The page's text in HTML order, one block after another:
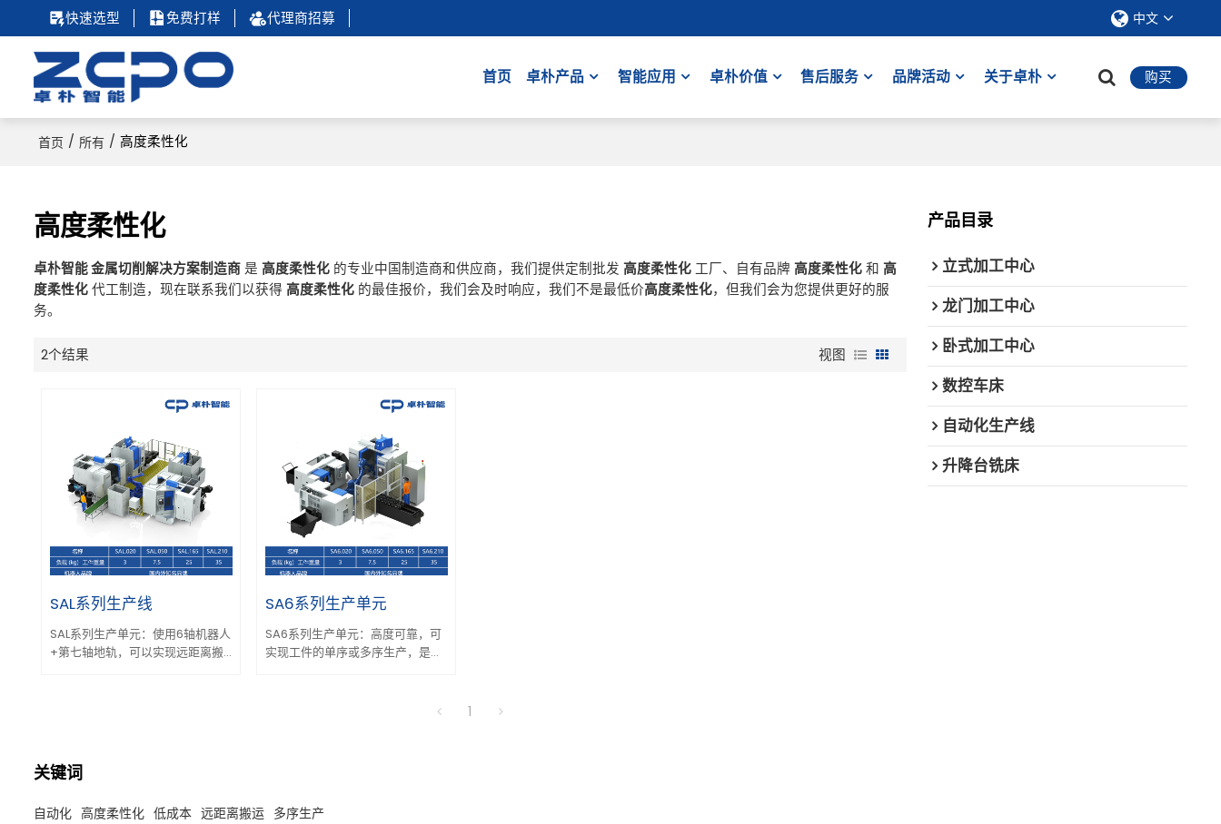
快速选型 免费打样 代理商招募 中文
首页 卓朴产品 智能应用 卓朴价值 售后服务 品牌活动 关于卓朴 购买
首页 / 所有 / 高度柔性化
高度柔性化
卓朴智能 金属切削解决方案制造商是 高度柔性化的专业中国制造商和供应商，我们提供定制批发 高度柔性化工厂、自有品牌 高度柔性化和 高
度柔性化代工制造，现在联系我们以获得 高度柔性化的最佳报价，我们会及时响应，我们不是最低价高度柔性化，但我们会为您提供更好的服
务。
2个结果 视图
SAL系列生产线
SAL系列生产单元：使用6轴机器人
+第七轴地轨，可以实现远距离搬
SA6系列生产单元
SA6系列生产单元：高度可靠，可
实现工件的单序或多序生产，是高
1
关键词
自动化 高度柔性化 低成本 远距离搬运 多序生产
产品目录
立式加工中心
龙门加工中心
卧式加工中心
数控车床
自动化生产线
升降台铣床